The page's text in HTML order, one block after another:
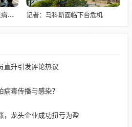
张晋自曝国外旅行突发心脏病险丧命 记者：马科斯面临下台危机
直升引发评论热议
毒传播与感染？
，龙头企业成功扭亏为盈